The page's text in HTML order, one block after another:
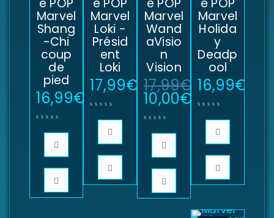
Marvel
Shang
-Chi
coup
de
pied
16,99€
Marvel
Loki -
Présid
ent
Loki
17,99€
Marvel
Wand
aVisio
n
Vision
17,99€
10,00€
Marvel
Holida
y
Deadp
ool
16,99€